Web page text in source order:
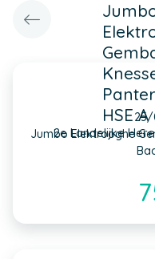
HSE A
2e Landelijke
25/
Jumbo Elektrooghe